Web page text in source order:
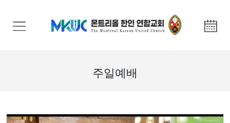
안
주일예배